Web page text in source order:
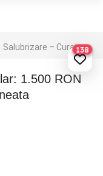
Salubrizare – Curatenie – Dezinsectie
138